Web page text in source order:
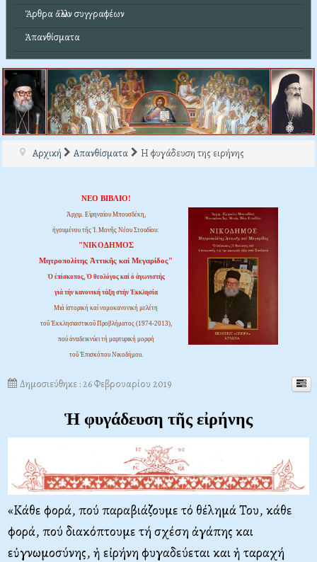
Ἄρθρα ἄλλων συγγραφέων
Ἀπανθίσματα
Αρχική Απανθίσματα Η φυγάδευση της ειρήνης
ΝΕΟ ΒΙΒΛΙΟ!
Ἀρχιμ. Εἰρηναίου Μπουσδέκη,
ἡγουμένου τῆς Ἱ. Μονῆς Νέου Στουδίου:
"ΝΙΚΟΔΗΜΟΣ
Μητροπολίτης Ἀττικῆς καί Μεγαρίδος"
Ὁ ἐπίσκοπος, Ὁ θεολόγος καί ὁ ἀγωνιστής
γιά τήν κανονική τάξη στήν Ἐκκλησία
Μιά ἱστορική καί νομοκανονική μελέτη
τοῦ Ἐκκλησιαστικοῦ Προβλήματος (1974-2013),
πού ἀναδεικνύει τή μαρτυρική μορφή
τοῦ Ἐπισκόπου Νικοδήμου.
Δημοσιεύθηκε : 26 Φεβρουαρίου 2019
Ἡ φυγάδευση τῆς εἰρήνης
«Κάθε φορά, πού παραβιάζουμε τό θέλημά Του, κάθε
φορά, πού διακόπτουμε τή σχέση ἀγάπης και
εὐγνωμοσύνης, ἡ εἰρήνη φυγαδεύεται και ἡ ταραχή